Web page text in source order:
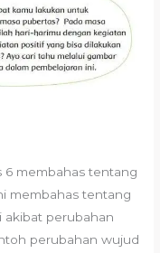
6 membahas tentang
membahas tentang
akibat perubahan
perubahan wujud